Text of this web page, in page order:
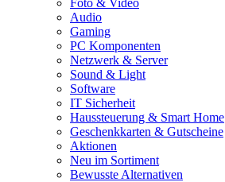
Foto & Video
Audio
Gaming
PC Komponenten
Netzwerk & Server
Sound & Light
Software
IT Sicherheit
Haussteuerung & Smart Home
Geschenkkarten & Gutscheine
Aktionen
Neu im Sortiment
Bewusste Alternativen